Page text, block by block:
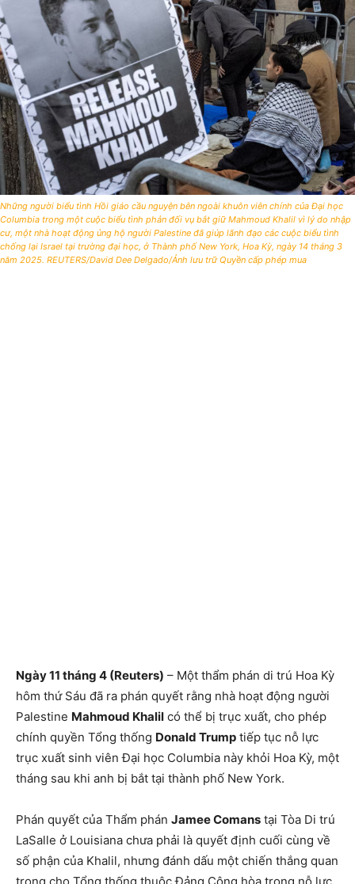
Những người biểu tình Hồi giáo cầu nguyện bên ngoài khuôn viên chính của Đại học
Columbia trong một cuộc biểu tình phản đối vụ bắt giữ Mahmoud Khalil vì lý do nhập
cư, một nhà hoạt động ủng hộ người Palestine đã giúp lãnh đạo các cuộc biểu tình
chống lại Israel tại trường đại học, ở Thành phố New York, Hoa Kỳ, ngày 14 tháng 3
năm 2025. REUTERS/David Dee Delgado/Ảnh lưu trữ Quyền cấp phép mua
Ngày 11 tháng 4 (Reuters) – Một thẩm phán di trú Hoa Kỳ
hôm thứ Sáu đã ra phán quyết rằng nhà hoạt động người
Palestine Mahmoud Khalil có thể bị trục xuất, cho phép
chính quyền Tổng thống Donald Trump tiếp tục nỗ lực
trục xuất sinh viên Đại học Columbia này khỏi Hoa Kỳ, một
tháng sau khi anh bị bắt tại thành phố New York.
Phán quyết của Thẩm phán Jamee Comans tại Tòa Di trú
LaSalle ở Louisiana chưa phải là quyết định cuối cùng về
số phận của Khalil, nhưng đánh dấu một chiến thắng quan